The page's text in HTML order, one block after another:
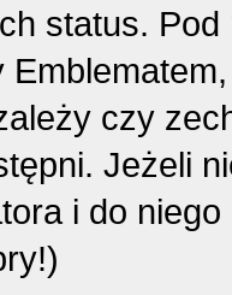
status.
czy
Jeżeli
i do